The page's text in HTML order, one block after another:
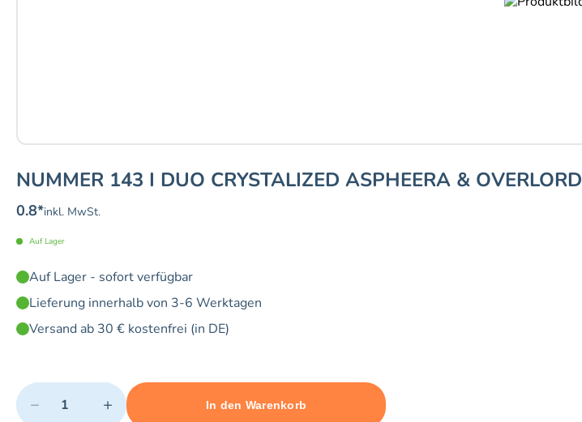
NUMMER 143 I DUO CRYSTALIZED ASPHEERA & OVERLORD
0.8*inkl. MwSt.
Auf Lager
Auf Lager - sofort verfügbar
Lieferung innerhalb von 3-6 Werktagen
Versand ab 30 € kostenfrei (in DE)
Quantity
− +
Minimum quantity: 1 Maximum quantity: 10
In den Warenkorb
Add 1 item to cart